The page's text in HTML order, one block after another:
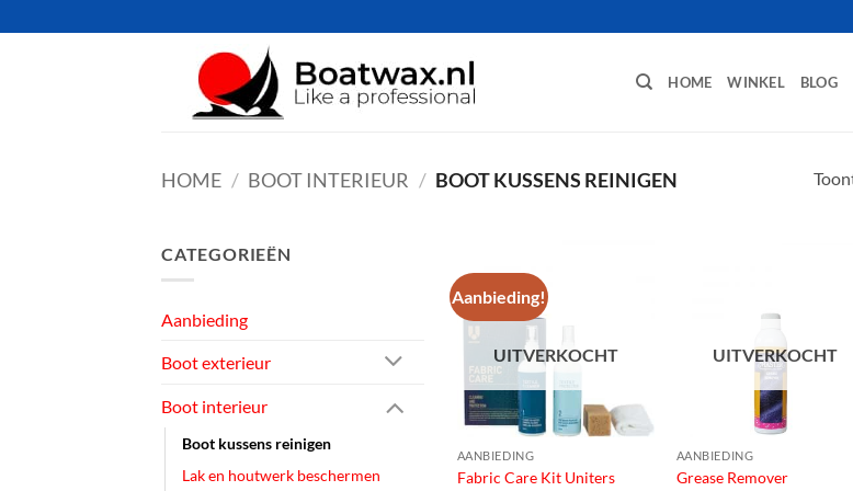
naar
HOME WINKEL BLOG
HOME / BOOT INTERIEUR / BOOT KUSSENS REINIGEN
CATEGORIEËN
Aanbieding
Boot exterieur
Boot interieur
Boot kussens reinigen
Lak en houtwerk beschermen
Aanbieding!
UITVERKOCHT
AANBIEDING
Fabric Care Kit Uniters
UITVERKOCHT
AANBIEDING
Grease Remover